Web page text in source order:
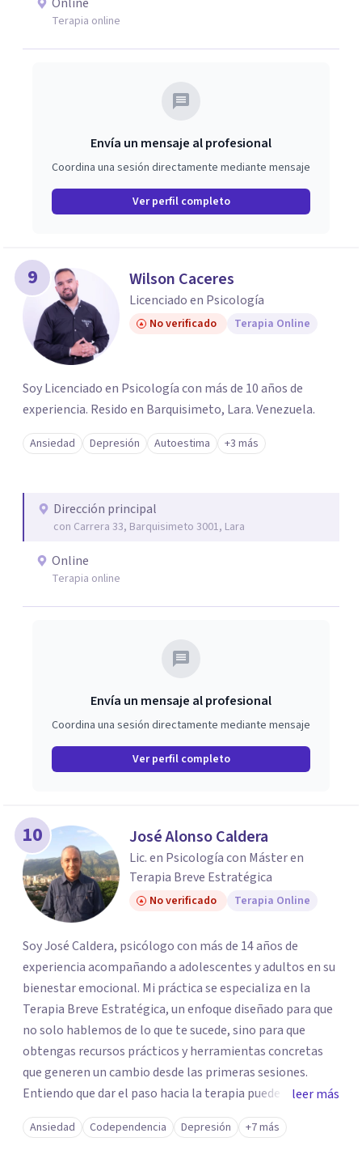
Terapia online
Envía un mensaje al profesional
Coordina una sesión directamente mediante mensaje
Ver perfil completo
9 Wilson Caceres
Licenciado en Psicología
No verificado Terapia Online
Soy Licenciado en Psicología con más de 10 años de
experiencia. Resido en Barquisimeto, Lara. Venezuela.
Ansiedad Depresión Autoestima +3 más
Dirección principal
con Carrera 33, Barquisimeto 3001, Lara
Online
Terapia online
Envía un mensaje al profesional
Coordina una sesión directamente mediante mensaje
Ver perfil completo
10 José Alonso Caldera
Lic. en Psicología con Máster en
Terapia Breve Estratégica
No verificado Terapia Online
Soy José Caldera, psicólogo con más de 14 años de
experiencia acompañando a adolescentes y adultos en su
bienestar emocional. Mi práctica se especializa en la
Terapia Breve Estratégica, un enfoque diseñado para que
no solo hablemos de lo que te sucede, sino para que
obtengas recursos prácticos y herramientas concretas
que generen un cambio desde las primeras sesiones.
Entiendo que dar el paso hacia la terapia puede generar
dudas, pero si te sientes bloqueado por la ansiedad,
ataques de pánico, miedos o el dolor de una ruptura, mi
leer más
Ansiedad Codependencia Depresión +7 más